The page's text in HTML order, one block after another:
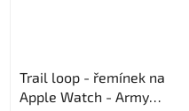
Trail loop - řemínek na
Apple Watch - Army